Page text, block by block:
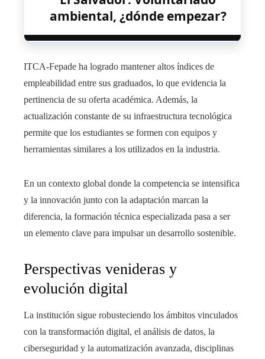
ambiental, ¿dónde empezar?
ITCA-Fepade ha logrado mantener altos índices de
empleabilidad entre sus graduados, lo que evidencia la
pertinencia de su oferta académica. Además, la
actualización constante de su infraestructura tecnológica
permite que los estudiantes se formen con equipos y
herramientas similares a los utilizados en la industria.
En un contexto global donde la competencia se intensifica
y la innovación junto con la adaptación marcan la
diferencia, la formación técnica especializada pasa a ser
un elemento clave para impulsar un desarrollo sostenible.
Perspectivas venideras y
evolución digital
La institución sigue robusteciendo los ámbitos vinculados
con la transformación digital, el análisis de datos, la
ciberseguridad y la automatización avanzada, disciplinas